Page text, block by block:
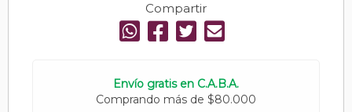
Compartir
Envío gratis en C.A.B.A.
Comprando más de $80.000